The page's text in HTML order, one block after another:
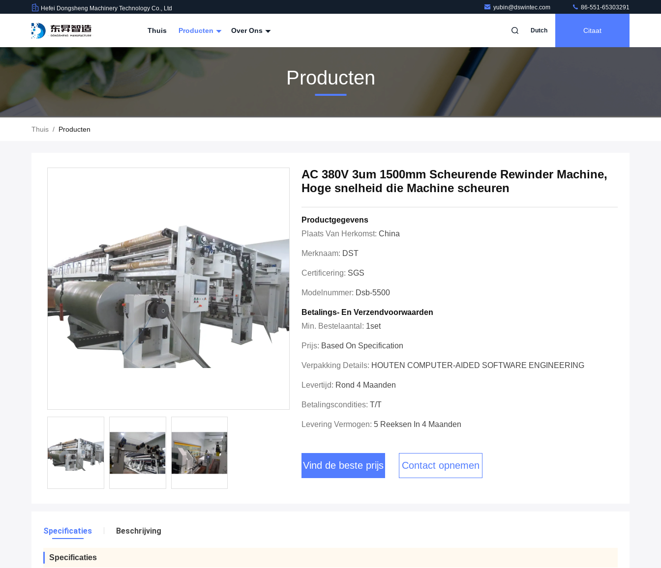
Hefei Dongsheng Machinery Technology Co., Ltd yubin@dswintec.com 86-551-65303291
Thuis Producten Over Ons Dutch Citaat
Producten
Thuis / Producten
AC 380V 3um 1500mm Scheurende Rewinder Machine,
Hoge snelheid die Machine scheuren
Productgegevens
Plaats Van Herkomst: China
Merknaam: DST
Certificering: SGS
Modelnummer: Dsb-5500
Betalings- En Verzendvoorwaarden
Min. Bestelaantal: 1set
Prijs: Based On Specification
Verpakking Details: HOUTEN COMPUTER-AIDED SOFTWARE ENGINEERING
Levertijd: Rond 4 Maanden
Betalingscondities: T/T
Levering Vermogen: 5 Reeksen In 4 Maanden
Vind de beste prijs Contact opnemen
Specificaties Beschrijving
Specificaties